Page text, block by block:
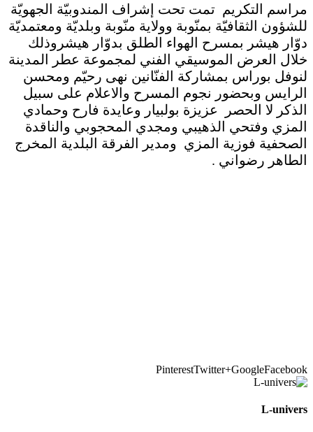
مراسم التكريم تمت تحت إشراف المندوبيّة الجهويّة
للشؤون الثقافيّة بمنّوبة وولاية منّوبة وبلديّة ومعتمديّة
دوّار هيشر بمسرح الهواء الطلق بدوّار هيشروذلك
خلال العرض الموسيقي الفني لمجموعة عطر المدينة
لنوفل بوراس بمشاركة الفنّانين نهى رحيّم ومحسن
الرايس وبحضور نجوم المسرح والاعلام على سبيل
الذكر لا الحصر عزيزة بولبيار وعايدة فارح وحمادي
المزي وفتحي الذهيبي ومجدي المحجوبي والناقدة
الصحفية فوزية المزي ومدير الفرقة البلدية المخرج
الطاهر رضواني .
Facebook
Google+
Twitter
Pinterest
L-univers